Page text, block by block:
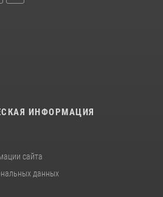
ИНФОРМАЦИЯ
сайта
данных